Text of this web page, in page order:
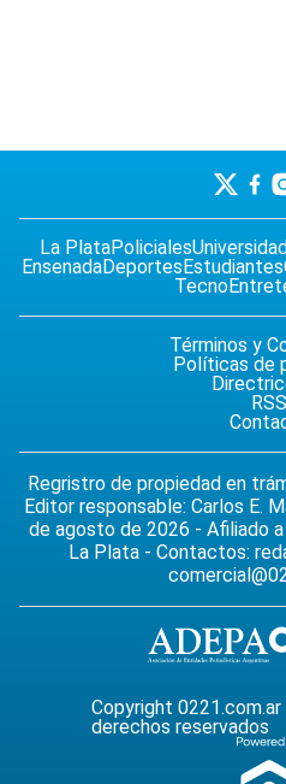
La PlataPoliciales
EnsenadaDeportesEstudiantes
Tecno
Términos y
Políticas de
RSS
Regristro de propiedad en
Editor responsable: Carlos E.
de agosto de 2026 - Afiliado
La Plata - Contactos:
Copyright
derechos reservados